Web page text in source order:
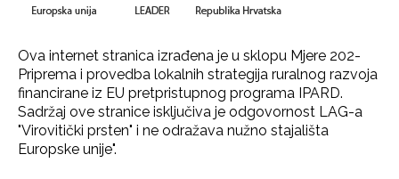
Ova internet stranica izrađena je u sklopu Mjere 202-
Priprema i provedba lokalnih strategija ruralnog razvoja
financirane iz EU pretpristupnog programa IPARD.
Sadržaj ove stranice isključiva je odgovornost LAG-a
"Virovitički prsten" i ne odražava nužno stajališta
Europske unije".